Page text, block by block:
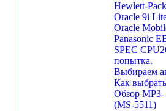
Hewlett-
Oracle 9i
Oracle
Panasonic
SPEC
попытка.
Выбираем
Как
Обзор
(MS-5511)